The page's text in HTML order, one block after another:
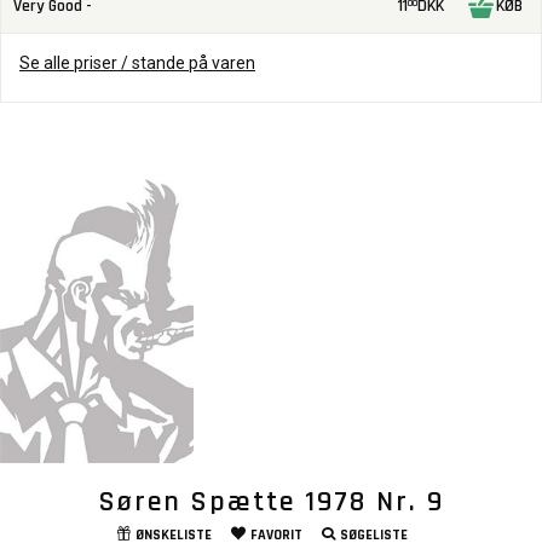
Very Good - 1100DKK KØB
Se alle priser / stande på varen
Søren Spætte 1978 Nr. 9
ØNSKELISTE FAVORIT SØGELISTE